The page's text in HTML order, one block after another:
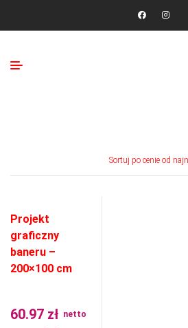
Projekt
graficzny
baneru –
200×100 cm
60.97 zł netto